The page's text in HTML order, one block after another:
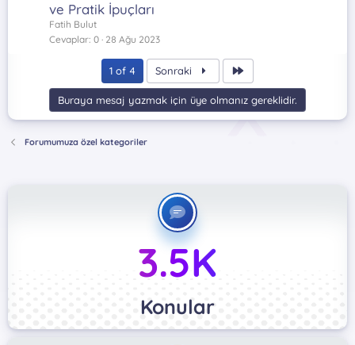
ve Pratik İpuçları
Fatih Bulut
Cevaplar 0 28 Ağu 2023
1 of 4 Sonraki
Buraya mesaj yazmak için üye olmanız gereklidir.
Forumumuza özel kategoriler
3.5K
Konular